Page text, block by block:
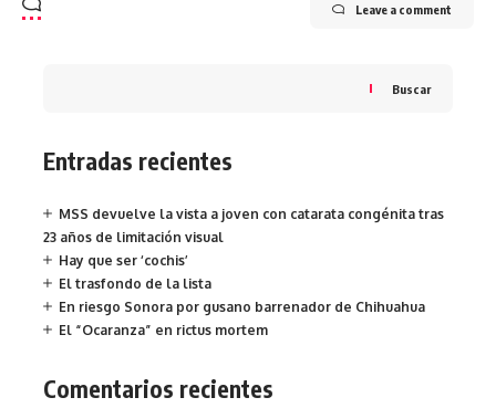
Leave a comment
Buscar
Entradas recientes
MSS devuelve la vista a joven con catarata congénita tras
23 años de limitación visual
Hay que ser ‘cochis’
El trasfondo de la lista
En riesgo Sonora por gusano barrenador de Chihuahua
El “Ocaranza” en rictus mortem
Comentarios recientes